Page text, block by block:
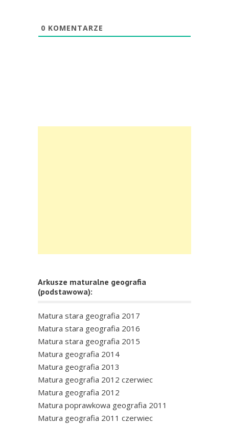
0 KOMENTARZE
Arkusze maturalne geografia
(podstawowa):
Matura stara geografia 2017
Matura stara geografia 2016
Matura stara geografia 2015
Matura geografia 2014
Matura geografia 2013
Matura geografia 2012 czerwiec
Matura geografia 2012
Matura poprawkowa geografia 2011
Matura geografia 2011 czerwiec